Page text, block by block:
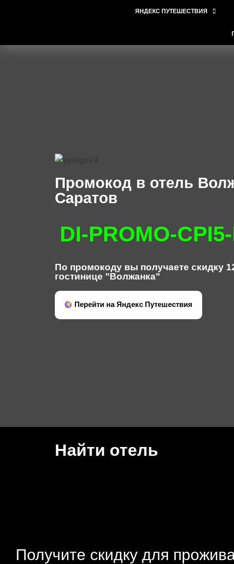
ЯНДЕКС ПУТЕШЕСТВИЯ
Промокод в отель
Саратов
DI-PROMO-
По промокоду вы получаете скидку
гостинице "Волжанка"
Перейти на Яндекс Путешествия
Найти отель
Получите скидку для